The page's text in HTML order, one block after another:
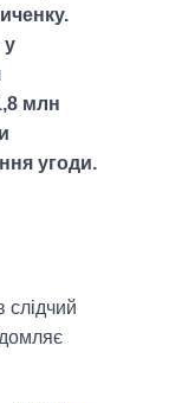
у
млн
угоди.
слідчий